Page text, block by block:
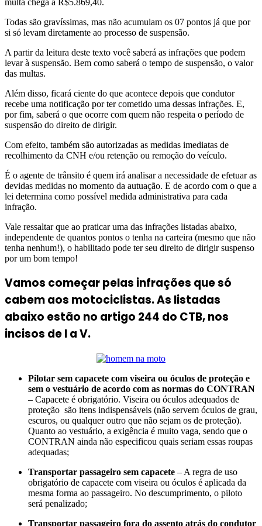
Todas são gravíssimas, mas não acumulam os 07 pontos já que por
si só levam diretamente ao processo de suspensão.
A partir da leitura deste texto você saberá as infrações que podem
levar à suspensão. Bem como saberá o tempo de suspensão, o valor
das multas.
Além disso, ficará ciente do que acontece depois que condutor
recebe uma notificação por ter cometido uma dessas infrações. E,
por fim, saberá o que ocorre com quem não respeita o período de
suspensão do direito de dirigir.
Com efeito, também são autorizadas as medidas imediatas de
recolhimento da CNH e/ou retenção ou remoção do veículo.
É o agente de trânsito é quem irá analisar a necessidade de efetuar as
devidas medidas no momento da autuação. E de acordo com o que a
lei determina como possível medida administrativa para cada
infração.
Vale ressaltar que ao praticar uma das infrações listadas abaixo,
independente de quantos pontos o tenha na carteira (mesmo que não
tenha nenhum!), o habilitado pode ter seu direito de dirigir suspenso
por um bom tempo!
Vamos começar pelas infrações que só
cabem aos motociclistas. As listadas
abaixo estão no artigo 244 do CTB, nos
incisos de I a V.
Pilotar sem capacete com viseira ou óculos de proteção e
sem o vestuário de acordo com as normas do CONTRAN
– Capacete é obrigatório. Viseira ou óculos adequados de
proteção são itens indispensáveis (não servem óculos de grau,
escuros, ou qualquer outro que não sejam os de proteção).
Quanto ao vestuário, a exigência é muito vaga, sendo que o
CONTRAN ainda não especificou quais seriam essas roupas
adequadas;
Transportar passageiro sem capacete – A regra de uso
obrigatório de capacete com viseira ou óculos é aplicada da
mesma forma ao passageiro. No descumprimento, o piloto
será penalizado;
Transportar passageiro fora do assento atrás do condutor